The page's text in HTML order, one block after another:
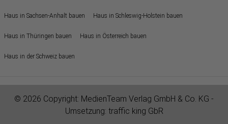
Haus in Sachsen-Anhalt bauen Haus in Schleswig-Holstein bauen
Haus in Thüringen bauen Haus in Österreich bauen
Haus in der Schweiz bauen
© 2026 Copyright: MedienTeam Verlag GmbH & Co. KG -
Umsetzung: traffic king GbR